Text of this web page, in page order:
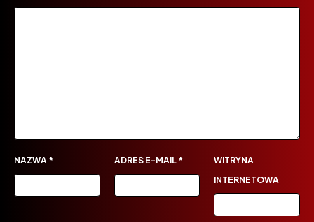
NAZWA * ADRES E-MAIL *
WITRYNA
INTERNETOWA